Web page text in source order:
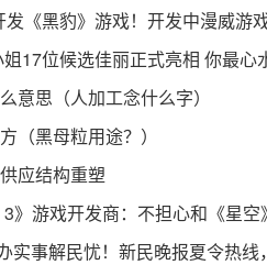
发《黑豹》游戏！开发中漫威游
17位候选佳丽正式亮相 你最心
意思（人加工念什么字）
（黑母粒用途？）
应结构重塑
3》游戏开发商：不担心和《星空
实事解民忧！新民晚报夏令热